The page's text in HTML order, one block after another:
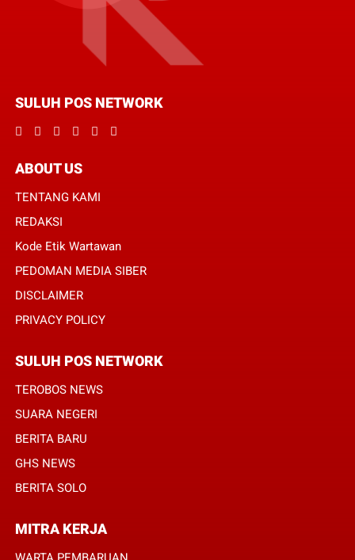
SULUH POS NETWORK
ABOUT US
TENTANG KAMI
REDAKSI
Kode Etik Wartawan
PEDOMAN MEDIA SIBER
DISCLAIMER
PRIVACY POLICY
SULUH POS NETWORK
TEROBOS NEWS
SUARA NEGERI
BERITA BARU
GHS NEWS
BERITA SOLO
MITRA KERJA